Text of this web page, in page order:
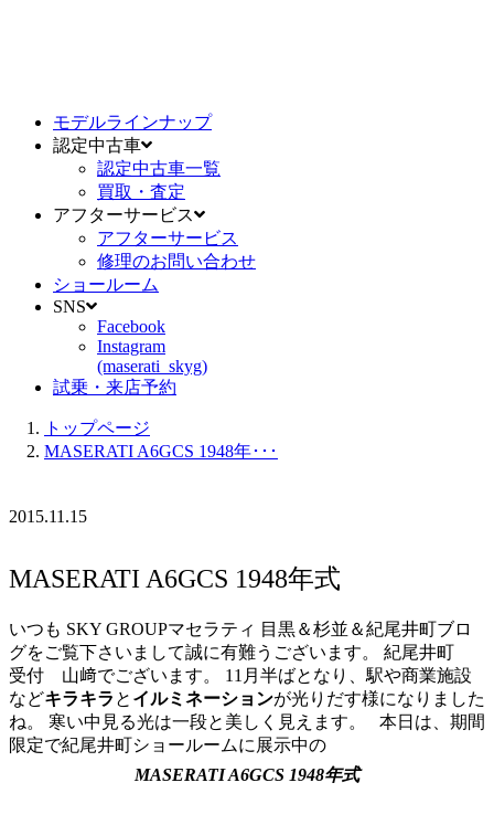
モデルラインナップ
認定中古車
認定中古車一覧
買取・査定
アフターサービス
アフターサービス
修理のお問い合わせ
ショールーム
SNS
Facebook
Instagram
(maserati_skyg)
試乗・来店予約
トップページ
MASERATI A6GCS 1948年･･･
2015.11.15
MASERATI A6GCS 1948年式
いつも SKY GROUPマセラティ 目黒＆杉並＆紀尾井町ブロ
グをご覧下さいまして誠に有難うございます。 紀尾井町
受付 山﨑でございます。 11月半ばとなり、駅や商業施設
などキラキラ と イルミネーションが光りだす様になりました
ね。 寒い中見る光は一段と美しく見えます。 本日は、期間
限定で紀尾井町ショールームに展示中の
MASERATI A6GCS 1948年式